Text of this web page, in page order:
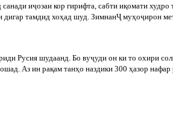
санади иҷозаи кор гирифта, сабти иқомати
дигар тамдид хоҳад шуд. ЗимнанҶ муҳоҷирон
Русия шудаанд. Бо вуҷуди он ки то охири
Аз ин рақам танҳо наздики 300 ҳазор нафар